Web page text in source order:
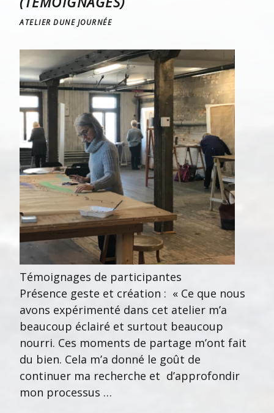
ATELIER DUNE JOURNÉE
Témoignages de participantes
Présence geste et création : « Ce que nous
avons expérimenté dans cet atelier m’a
beaucoup éclairé et surtout beaucoup
nourri. Ces moments de partage m’ont fait
du bien. Cela m’a donné le goût de
continuer ma recherche et d’approfondir
mon processus …